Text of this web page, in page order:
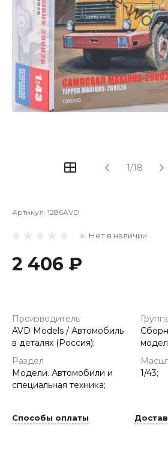
1/18
Артикул: 1286AVD
Нет в наличии
2 406 ₽
Производитель
AVD Models / Автомобиль
в деталях (Россия);
Раздел
Модели. Автомобили и
специальная техника;
1/43;
Способы оплаты